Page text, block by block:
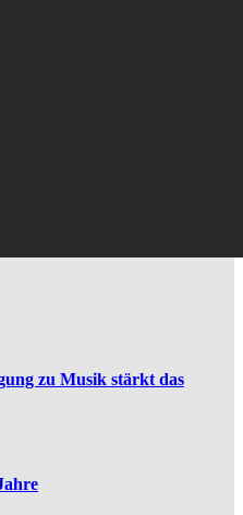
zu Musik stärkt das